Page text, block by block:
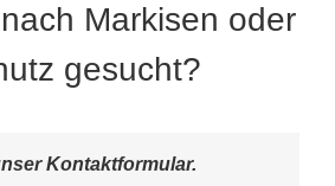
Markisen oder
gesucht?
Kontaktformular.